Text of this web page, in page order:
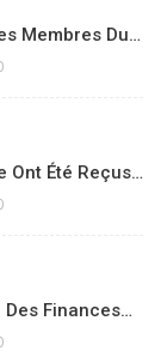
Membres Du…
Ont Été Reçus…
Finances…